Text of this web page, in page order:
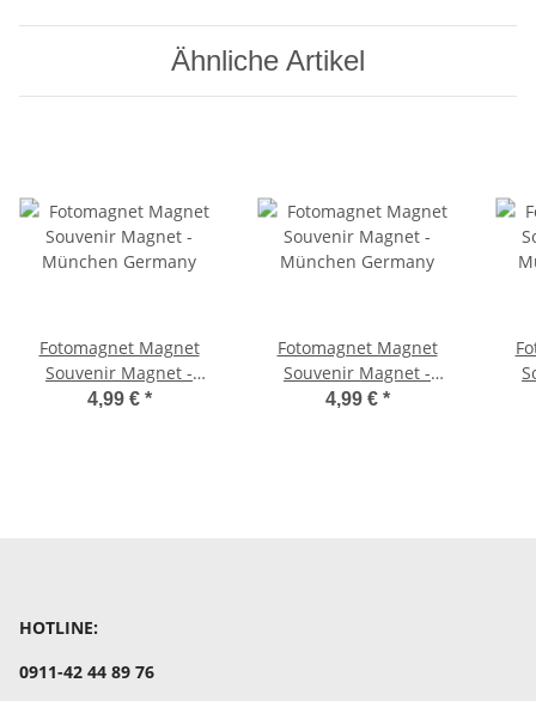
Ähnliche Artikel
Fotomagnet Magnet
Souvenir Magnet -
München Germany
4,99 € *
Fotomagnet Magnet
Souvenir Magnet -
München Germany
4,99 € *
HOTLINE:
0911-42 44 89 76